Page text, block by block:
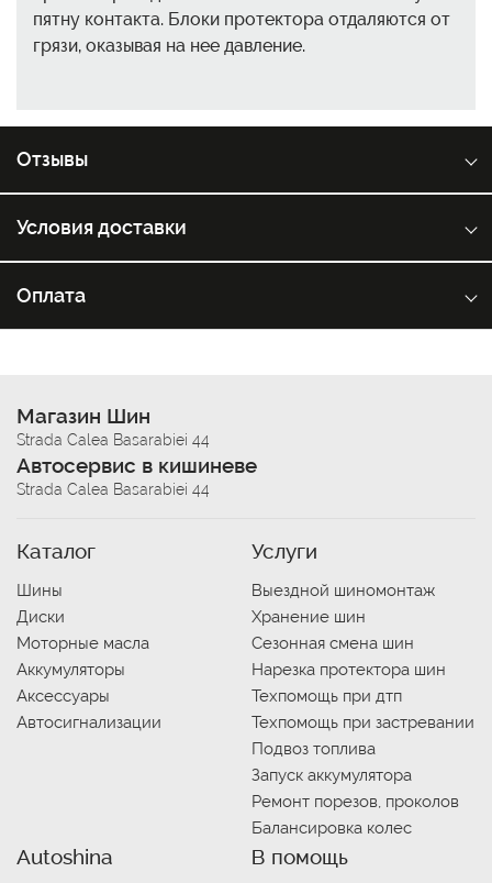
пятну контакта. Блоки протектора отдаляются от
грязи, оказывая на нее давление.
Отзывы
Условия доставки
Оплата
Магазин Шин
Strada Calea Basarabiei 44
Автосервис в кишиневе
Strada Calea Basarabiei 44
Каталог
Шины
Диски
Моторные масла
Аккумуляторы
Аксессуары
Автосигнализации
Услуги
Выездной шиномонтаж
Хранение шин
Сезонная смена шин
Нарезка протектора шин
Техпомощь при дтп
Техпомощь при застревании
Подвоз топлива
Запуск аккумулятора
Ремонт порезов, проколов
Балансировка колес
Autoshina В помощь